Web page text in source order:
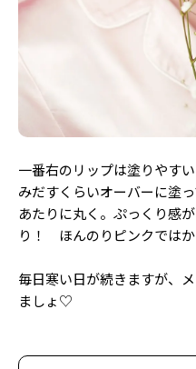
一番右のリップは塗りやす
みだすくらいオーバーに塗
あたりに丸く。ぷっくり感
り！ ほんのりピンクでは
毎日寒い日が続きますが、
ましょ♡